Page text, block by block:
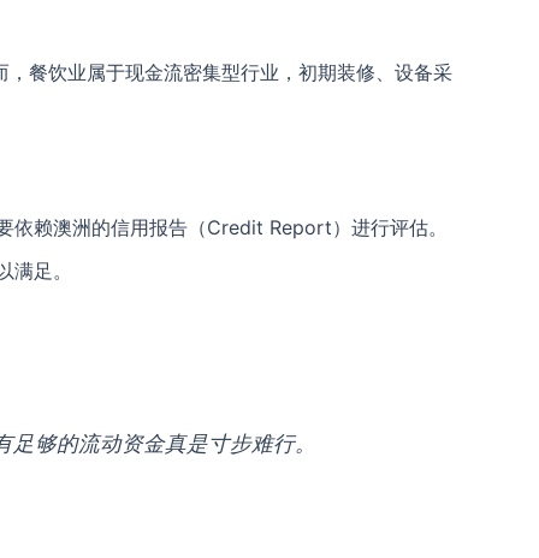
餐饮业属于现金流密集型行业，初期装修、设备采
赖澳洲的信用报告（Credit Report）进行评估。
足。
够的流动资金真是寸步难行。